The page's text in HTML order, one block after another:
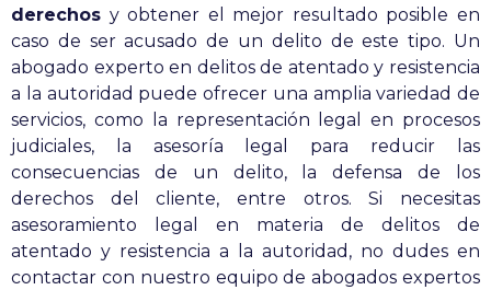
derechos y obtener el mejor resultado posible en
caso de ser acusado de un delito de este tipo. Un
abogado experto en delitos de atentado y resistencia
a la autoridad puede ofrecer una amplia variedad de
servicios, como la representación legal en procesos
judiciales, la asesoría legal para reducir las
consecuencias de un delito, la defensa de los
derechos del cliente, entre otros. Si necesitas
asesoramiento legal en materia de delitos de
atentado y resistencia a la autoridad, no dudes en
contactar con nuestro equipo de abogados expertos